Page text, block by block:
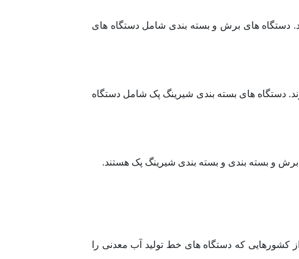
دستگاه های برش و بسته بندی شامل دستگاه های
دستگاه های بسته بندی شیرینگ پک شامل دستگاه
و بسته بندی و بسته بندی شیرینگ پک هستند.
که دستگاه های خط تولید آب معدنی را